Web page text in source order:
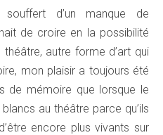
souffert d’un manque de
de croire en la possibilité
autre forme d’art qui
mon plaisir a toujours été
de mémoire que lorsque le
au théâtre parce qu’ils
encore plus vivants sur